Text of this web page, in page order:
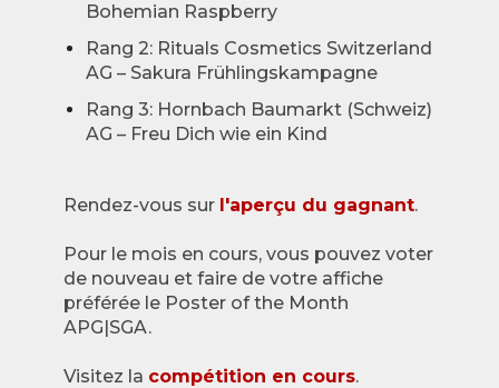
Bohemian Raspberry
Rang 2: Rituals Cosmetics Switzerland
AG – Sakura Frühlingskampagne
Rang 3: Hornbach Baumarkt (Schweiz)
AG – Freu Dich wie ein Kind
Rendez-vous sur l'aperçu du gagnant.
Pour le mois en cours, vous pouvez voter
de nouveau et faire de votre affiche
préférée le Poster of the Month
APG|SGA.
Visitez la compétition en cours.